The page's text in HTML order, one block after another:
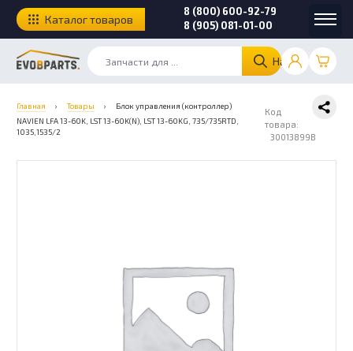
Найти
8 (800) 600-92-79
8 (905) 081-01-00
Каталог товаров
Главная › Товары ›
Блок управления (контроллер)
NAVIEN LFA 13-60K, LST 13-60K(N), LST 13-60KG, 735/735RTD,
1035,1535/2
Код
товара:
30013899B